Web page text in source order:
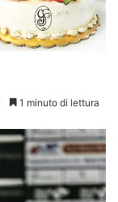
1 minuto di lettura